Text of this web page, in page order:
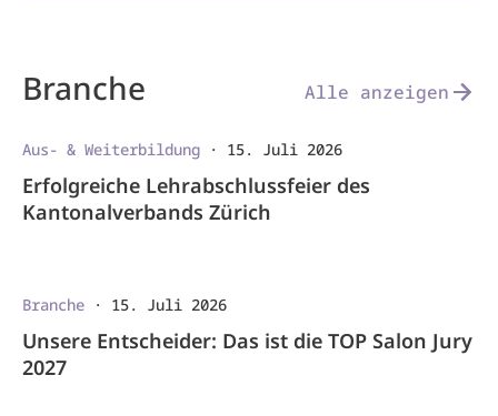
Branche Alle anzeigen
Aus- & Weiterbildung · 15. Juli 2026
Erfolgreiche Lehrabschlussfeier des
Kantonalverbands Zürich
Branche · 15. Juli 2026
Unsere Entscheider: Das ist die TOP Salon Jury
2027